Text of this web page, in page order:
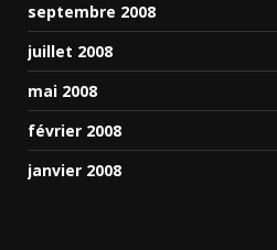
septembre 2008
juillet 2008
mai 2008
février 2008
janvier 2008